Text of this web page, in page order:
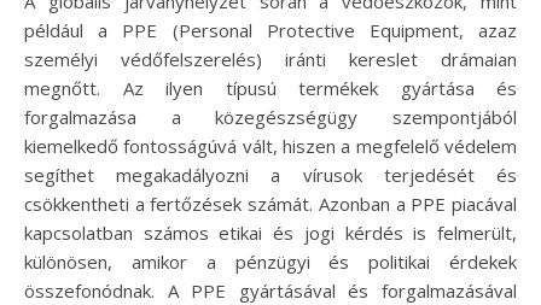
például a PPE (Personal Protective Equipment, azaz
személyi védőfelszerelés) iránti kereslet drámaian
megnőtt. Az ilyen típusú termékek gyártása és
forgalmazása a közegészségügy szempontjából
kiemelkedő fontosságúvá vált, hiszen a megfelelő védelem
segíthet megakadályozni a vírusok terjedését és
csökkentheti a fertőzések számát. Azonban a PPE piacával
kapcsolatban számos etikai és jogi kérdés is felmerült,
különösen, amikor a pénzügyi és politikai érdekek
összefonódnak. A PPE gyártásával és forgalmazásával